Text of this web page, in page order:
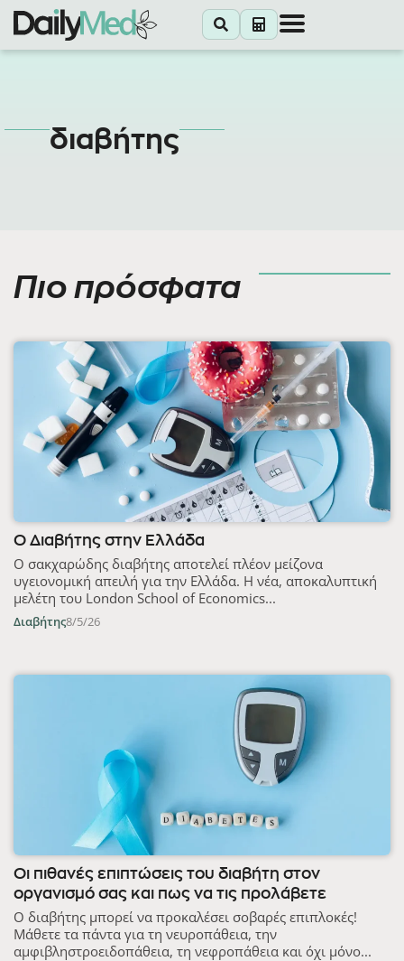
διαβήτης
Πιο πρόσφατα
Ο Διαβήτης στην Ελλάδα
Ο σακχαρώδης διαβήτης αποτελεί πλέον μείζονα
υγειονομική απειλή για την Ελλάδα. Η νέα, αποκαλυπτική
μελέτη του London School of Economics...
Διαβήτης8/5/26
Οι πιθανές επιπτώσεις του διαβήτη στον
οργανισμό σας και πως να τις προλάβετε
Ο διαβήτης μπορεί να προκαλέσει σοβαρές επιπλοκές!
Μάθετε τα πάντα για τη νευροπάθεια, την
αμφιβληστροειδοπάθεια, τη νεφροπάθεια και όχι μόνο...